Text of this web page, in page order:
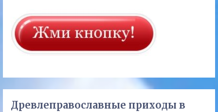
Древлеправославные приходы в